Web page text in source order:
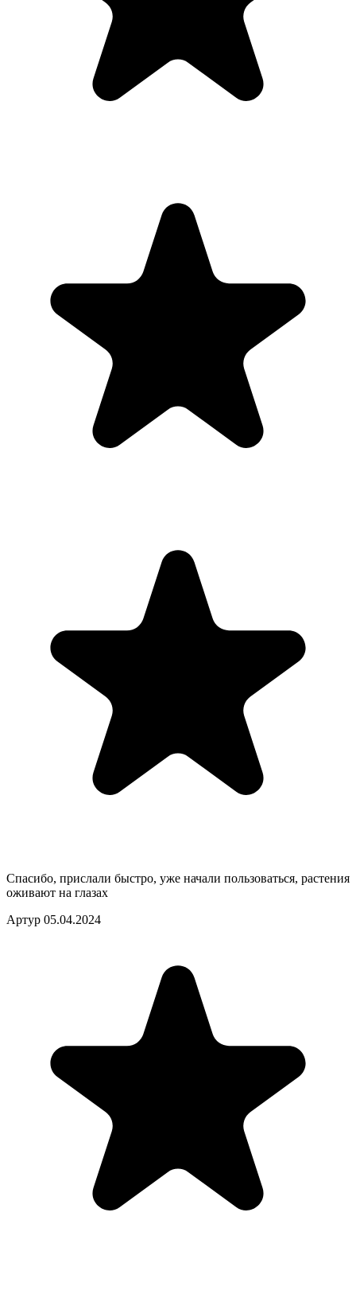
Спасибо, прислали быстро, уже начали пользоваться, растения
оживают на глазах
Артур 05.04.2024